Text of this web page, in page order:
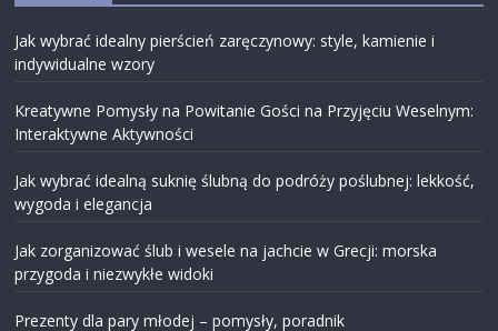
Jak wybrać idealny pierścień zaręczynowy: style, kamienie i
indywidualne wzory
Kreatywne Pomysły na Powitanie Gości na Przyjęciu Weselnym:
Interaktywne Aktywności
Jak wybrać idealną suknię ślubną do podróży poślubnej: lekkość,
wygoda i elegancja
Jak zorganizować ślub i wesele na jachcie w Grecji: morska
przygoda i niezwykłe widoki
Prezenty dla pary młodej – pomysły, poradnik